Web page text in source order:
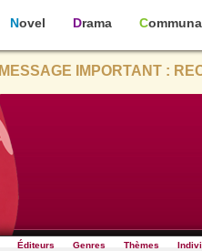
Novel Drama
MESSAGE IMPORTANT :
Éditeurs Genres Thèmes